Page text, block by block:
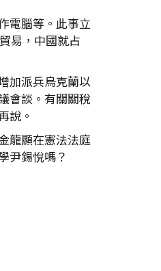
電腦等。此事立
易，中國就占
加派兵烏克蘭以
會談。有關關稅
說。
龍顯在憲法法庭
尹錫悅嗎？